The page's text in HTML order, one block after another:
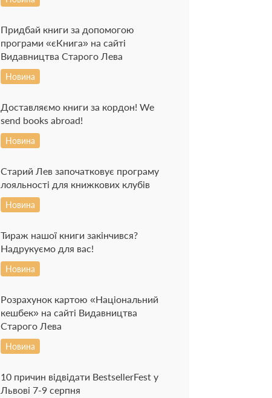
Придбай книги за допомогою
програми «єКнига» на сайті
Видавництва Старого Лева
Новина
Доставляємо книги за кордон! We
send books abroad!
Новина
Старий Лев започатковує програму
лояльності для книжкових клубів
Новина
Тираж нашої книги закінчився?
Надрукуємо для вас!
Новина
Розрахунок картою «Національний
кешбек» на сайті Видавництва
Старого Лева
Новина
10 причин відвідати BestsellerFest у
Львові 7-9 серпня